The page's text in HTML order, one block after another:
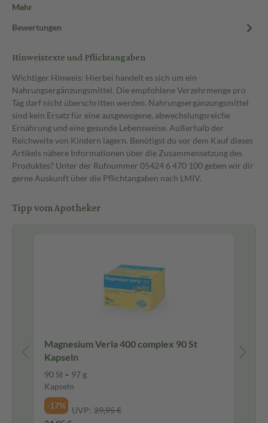
Mehr
Bewertungen
Hinweistexte und Pflichtangaben
Wichtiger Hinweis: Hierbei handelt es sich um ein
Nahrungsergänzungsmittel. Die empfohlene Verzehrmenge pro
Tag darf nicht überschritten werden. Nahrungsergänzungsmittel
sind kein Ersatz für eine ausgewogene, abwechslungsreiche
Ernährung und eine gesunde Lebensweise. Außerhalb der
Reichweite von Kindern lagern. Benötigst du vor dem Kauf dieses
Artikels nähere Informationen über die Zusammensetzung des
Produktes? Unter der Rufnummer 05424 6 470 100 geben wir dir
gerne Auskunft über die Pflichtangaben nach LMIV.
Tipp vom Apotheker
Magnesium Verla 400 complex 90 St
Kapseln
90 St = 97 g
Kapseln
-17%
UVP: 29,95 €